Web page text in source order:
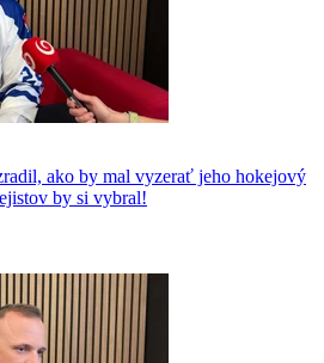
ako by mal vyzerať jeho hokejový
by si vybral!